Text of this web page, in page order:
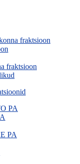
fraktsioon
fraktsioon
PA
PA